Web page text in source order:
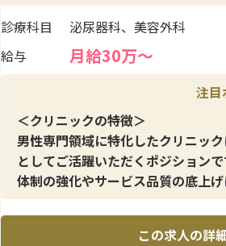
診療科目
泌尿器科、美容外科
給与
月給30万〜
注目
＜クリニックの特徴＞
男性専門領域に特化したクリニッ
としてご活躍いただくポジション
体制の強化やサービス品質の底上
をより発展させたい方に適してい
れる環境です。
この求人の詳